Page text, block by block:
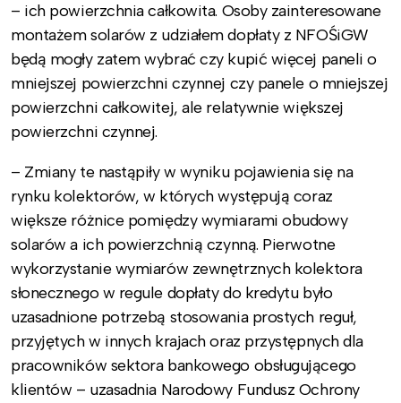
– ich powierzchnia całkowita. Osoby zainteresowane
montażem solarów z udziałem dopłaty z NFOŚiGW
będą mogły zatem wybrać czy kupić więcej paneli o
mniejszej powierzchni czynnej czy panele o mniejszej
powierzchni całkowitej, ale relatywnie większej
powierzchni czynnej.
– Zmiany te nastąpiły w wyniku pojawienia się na
rynku kolektorów, w których występują coraz
większe różnice pomiędzy wymiarami obudowy
solarów a ich powierzchnią czynną. Pierwotne
wykorzystanie wymiarów zewnętrznych kolektora
słonecznego w regule dopłaty do kredytu było
uzasadnione potrzebą stosowania prostych reguł,
przyjętych w innych krajach oraz przystępnych dla
pracowników sektora bankowego obsługującego
klientów – uzasadnia Narodowy Fundusz Ochrony